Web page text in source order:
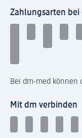
Zahlungsarten bei
Bei dm-med können
Mit dm verbinden